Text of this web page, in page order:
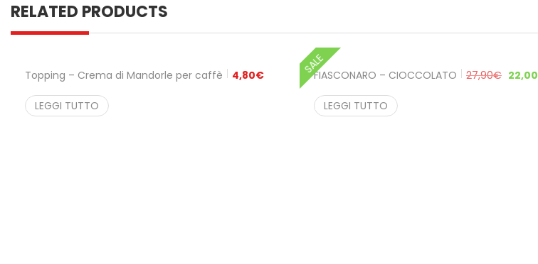
RELATED PRODUCTS
Topping – Crema di Mandorle per caffè 4,80€
LEGGI TUTTO
SALEFIASCONARO – CIOCCOLATO 27,90€ 22,00
LEGGI TUTTO